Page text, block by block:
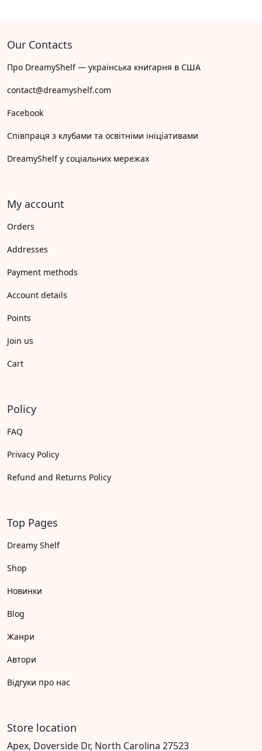
Our Contacts
Про DreamyShelf — українська книгарня в США
contact@dreamyshelf.com
Facebook
Співпраця з клубами та освітніми ініціативами
DreamyShelf у соціальних мережах
My account
Orders
Addresses
Payment methods
Account details
Points
Join us
Cart
Policy
FAQ
Privacy Policy
Refund and Returns Policy
Top Pages
Dreamy Shelf
Shop
Новинки
Blog
Жанри
Автори
Відгуки про нас
Store location
Apex, Doverside Dr, North Carolina 27523